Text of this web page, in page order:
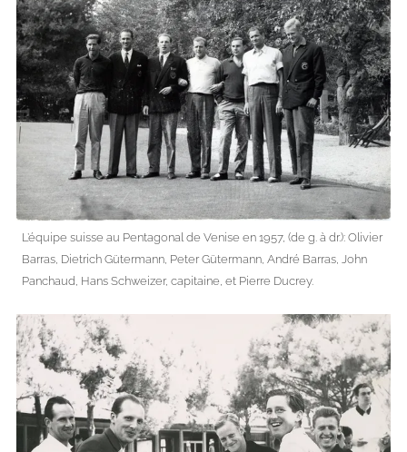
L’équipe suisse au Pentagonal de Venise en 1957, (de g. à dr.): Olivier
Barras, Dietrich Gütermann, Peter Gütermann, André Barras, John
Panchaud, Hans Schweizer, capitaine, et Pierre Ducrey.